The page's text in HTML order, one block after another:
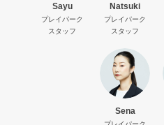
Sayu
プレイパーク
スタッフ
Natsuki
プレイパーク
スタッフ
Sena